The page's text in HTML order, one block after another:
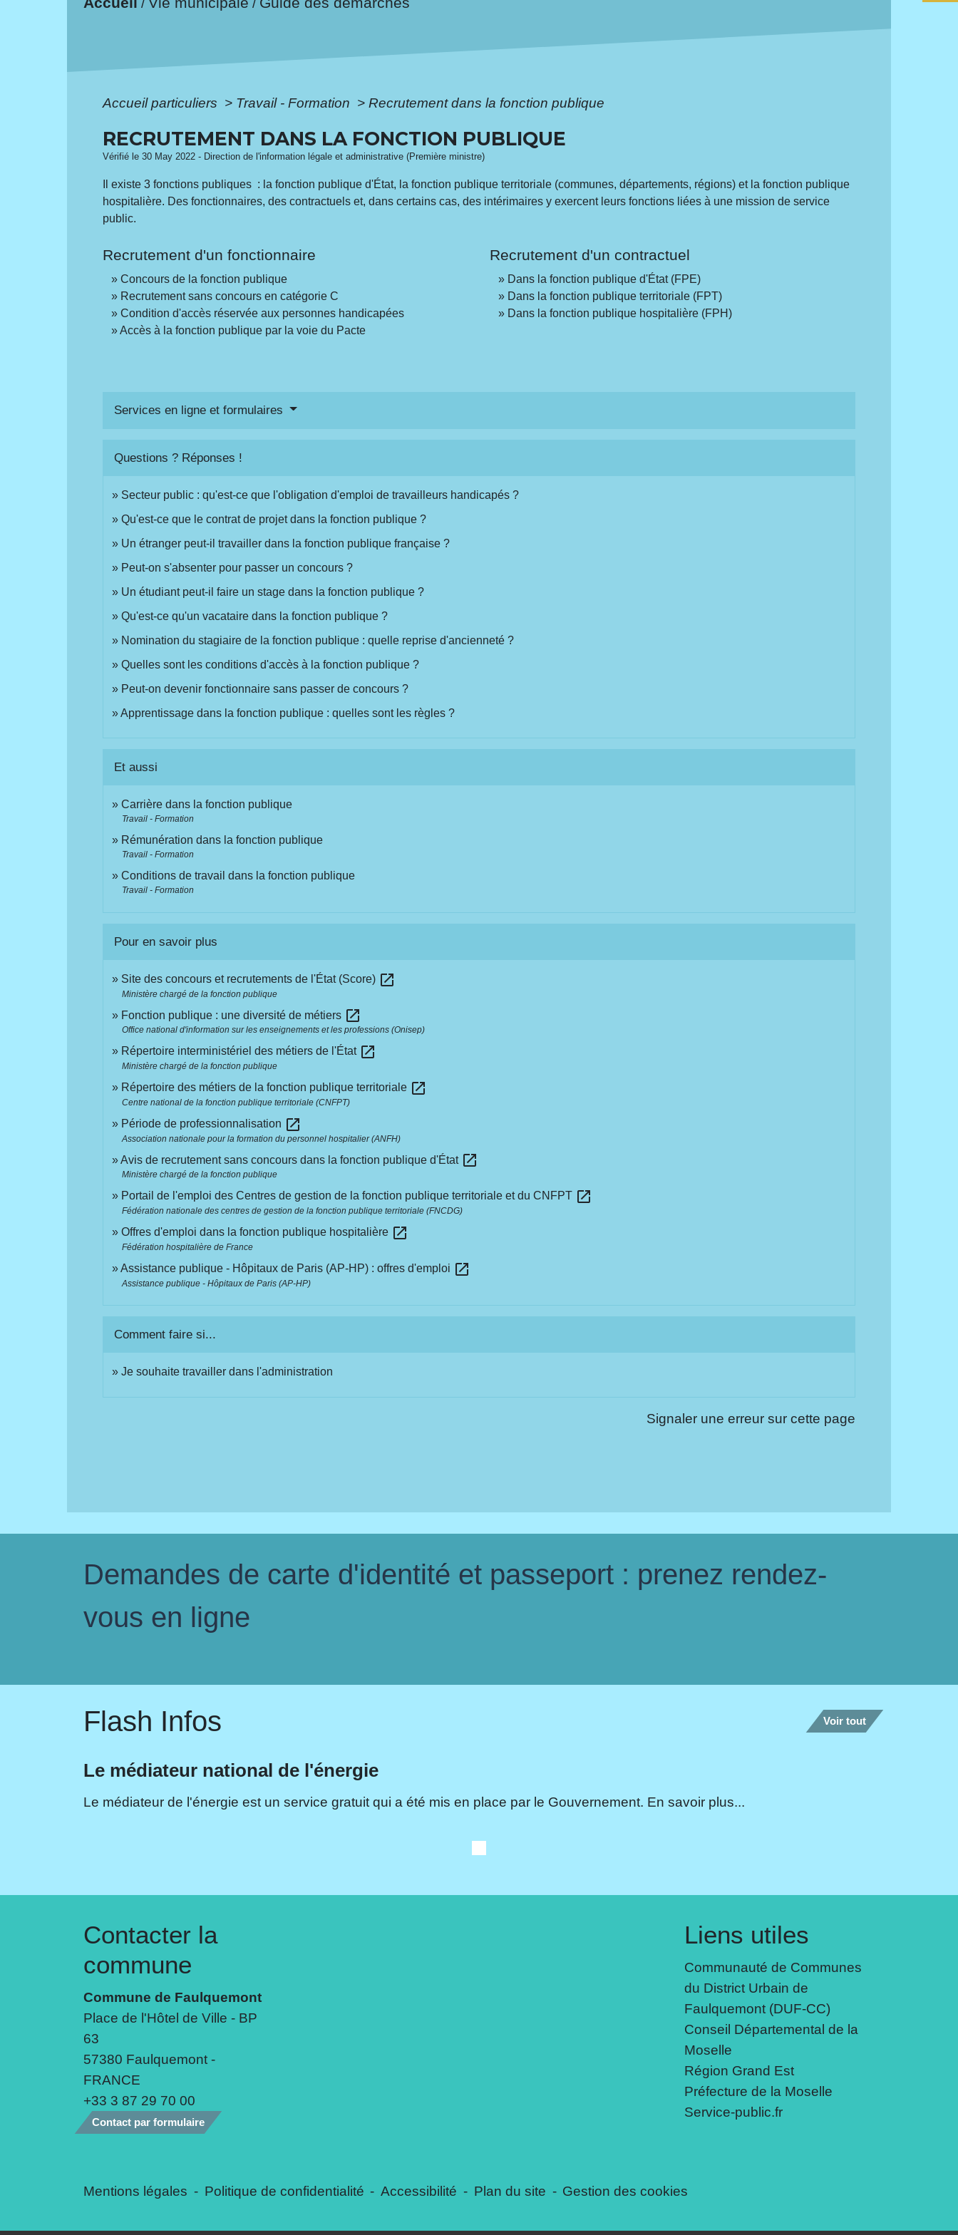
/ /
Accueil particuliers > Travail - Formation > Recrutement dans la fonction publique
RECRUTEMENT DANS LA FONCTION PUBLIQUE
Vérifié le 30 May 2022 - Direction de l'information légale et administrative (Première ministre)
Il existe 3 fonctions publiques : la fonction publique d'État, la fonction publique territoriale (communes, départements, régions) et la fonction publique
hospitalière. Des fonctionnaires, des contractuels et, dans certains cas, des intérimaires y exercent leurs fonctions liées à une mission de service
public.
Recrutement d'un fonctionnaire
Concours de la fonction publique
Recrutement sans concours en catégorie C
Condition d'accès réservée aux personnes handicapées
Accès à la fonction publique par la voie du Pacte
Recrutement d'un contractuel
Dans la fonction publique d'État (FPE)
Dans la fonction publique territoriale (FPT)
Dans la fonction publique hospitalière (FPH)
Services en ligne et formulaires
Questions ? Réponses !
Secteur public : qu'est-ce que l'obligation d'emploi de travailleurs handicapés ?
Qu'est-ce que le contrat de projet dans la fonction publique ?
Un étranger peut-il travailler dans la fonction publique française ?
Peut-on s'absenter pour passer un concours ?
Un étudiant peut-il faire un stage dans la fonction publique ?
Qu'est-ce qu'un vacataire dans la fonction publique ?
Nomination du stagiaire de la fonction publique : quelle reprise d'ancienneté ?
Quelles sont les conditions d'accès à la fonction publique ?
Peut-on devenir fonctionnaire sans passer de concours ?
Apprentissage dans la fonction publique : quelles sont les règles ?
Et aussi
Carrière dans la fonction publique
Travail - Formation
Rémunération dans la fonction publique
Travail - Formation
Conditions de travail dans la fonction publique
Travail - Formation
Pour en savoir plus
Site des concours et recrutements de l'État (Score) open_in_new
Ministère chargé de la fonction publique
Fonction publique : une diversité de métiers open_in_new
Office national d'information sur les enseignements et les professions (Onisep)
Répertoire interministériel des métiers de l'État open_in_new
Ministère chargé de la fonction publique
Répertoire des métiers de la fonction publique territoriale open_in_new
Centre national de la fonction publique territoriale (CNFPT)
Période de professionnalisation open_in_new
Association nationale pour la formation du personnel hospitalier (ANFH)
Avis de recrutement sans concours dans la fonction publique d'État open_in_new
Ministère chargé de la fonction publique
Portail de l'emploi des Centres de gestion de la fonction publique territoriale et du CNFPT open_in_new
Fédération nationale des centres de gestion de la fonction publique territoriale (FNCDG)
Offres d'emploi dans la fonction publique hospitalière open_in_new
Fédération hospitalière de France
Assistance publique - Hôpitaux de Paris (AP-HP) : offres d'emploi open_in_new
Assistance publique - Hôpitaux de Paris (AP-HP)
Comment faire si...
Je souhaite travailler dans l'administration
Signaler une erreur sur cette page
Demandes de carte d'identité et passeport : prenez rendez-
vous en ligne
Flash Infos Voir tout
Le médiateur national de l'énergie
Le médiateur de l'énergie est un service gratuit qui a été mis en place par le Gouvernement. En savoir plus...
Contacter la
commune
Commune de Faulquemont
Place de l'Hôtel de Ville - BP
63
57380 Faulquemont -
FRANCE
+33 3 87 29 70 00
Contact par formulaire
Liens utiles
Communauté de Communes
du District Urbain de
Faulquemont (DUF-CC)
Conseil Départemental de la
Moselle
Région Grand Est
Préfecture de la Moselle
Service-public.fr
Mentions légales - Politique de confidentialité - Accessibilité - Plan du site - Gestion des cookies